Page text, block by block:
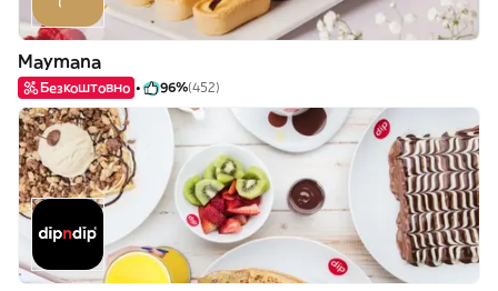
Maymana
Безкоштовно 96%(452)